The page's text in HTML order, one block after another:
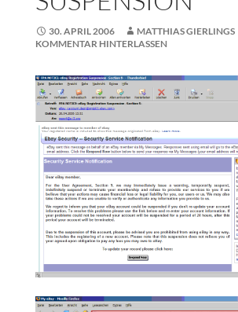
30. APRIL 2006
MATTHIAS GIERLINGS
KOMMENTAR HINTERLASSEN